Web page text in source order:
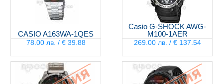
CASIO A163WA-1QES
78.00 лв. / € 39.88
Casio G-SHOCK AWG-
M100-1AER
269.00 лв. / € 137.54